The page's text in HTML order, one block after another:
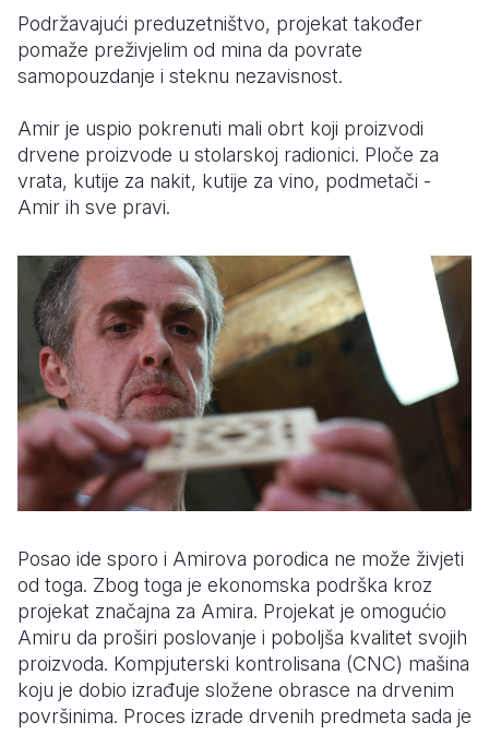
Podržavajući preduzetništvo, projekat također
pomaže preživjelim od mina da povrate
samopouzdanje i steknu nezavisnost.
Amir je uspio pokrenuti mali obrt koji proizvodi
drvene proizvode u stolarskoj radionici. Ploče za
vrata, kutije za nakit, kutije za vino, podmetači -
Amir ih sve pravi.
Posao ide sporo i Amirova porodica ne može živjeti
od toga. Zbog toga je ekonomska podrška kroz
projekat značajna za Amira. Projekat je omogućio
Amiru da proširi poslovanje i poboljša kvalitet svojih
proizvoda. Kompjuterski kontrolisana (CNC) mašina
koju je dobio izrađuje složene obrasce na drvenim
površinima. Proces izrade drvenih predmeta sada je